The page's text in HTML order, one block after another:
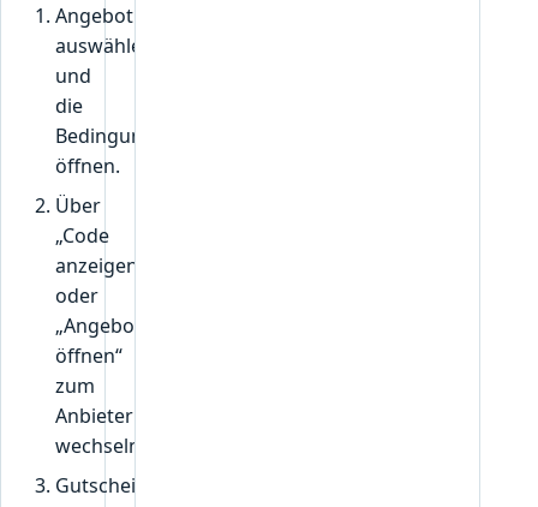
Angebot
auswählen
und
die
Bedingungen
öffnen.
Über
„Code
anzeigen“
oder
„Angebot
öffnen“
zum
Anbieter
wechseln.
Gutscheincode,